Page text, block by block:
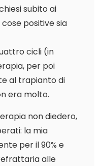
subito ai
positive sia
cicli (in
per poi
al trapianto di
era molto.
non diedero,
la mia
per il 90% e
alle